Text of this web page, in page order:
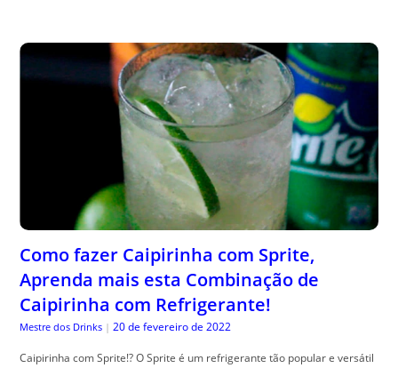
Como fazer Caipirinha com Sprite,
Aprenda mais esta Combinação de
Caipirinha com Refrigerante!
Mestre dos Drinks | 20 de fevereiro de 2022
Caipirinha com Sprite!? O Sprite é um refrigerante tão popular e versátil